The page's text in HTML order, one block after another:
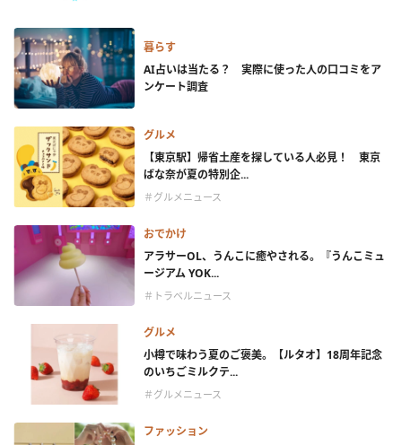
暮らす
AI占いは当たる？ 実際に使った人の口コミをア
ンケート調査
グルメ
【東京駅】帰省土産を探している人必見！ 東京
ばな奈が夏の特別企...
＃グルメニュース
おでかけ
アラサーOL、うんこに癒やされる。『うんこミュ
ージアム YOK...
＃トラベルニュース
グルメ
小樽で味わう夏のご褒美。【ルタオ】18周年記念
のいちごミルクテ...
＃グルメニュース
ファッション